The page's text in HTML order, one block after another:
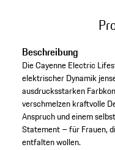
Beschreibung
Die Cayenne Electric
elektrischer Dynamik
ausdrucksstarken
verschmelzen kraftvolle
Anspruch und einem
Statement – für Frauen,
entfalten wollen.